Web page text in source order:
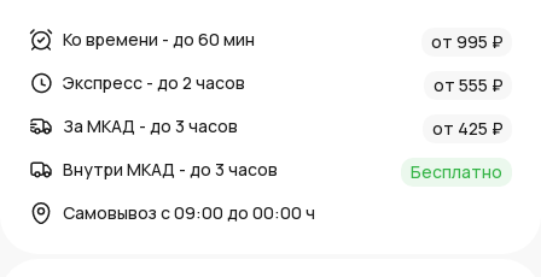
Ко времени - до 60 мин
от 995 ₽
Экспресс - до 2 часов
от 555 ₽
За МКАД - до 3 часов
от 425 ₽
Внутри МКАД - до 3 часов
Бесплатно
Самовывоз с 09:00 до 00:00 ч